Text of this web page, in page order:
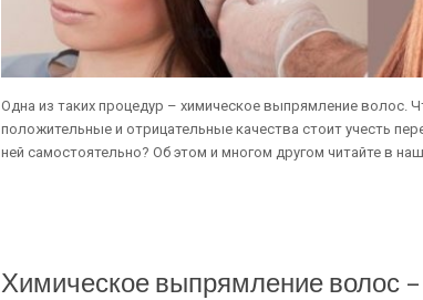
Одна из таких процедур – химическое выпрямление волос.
положительные и отрицательные качества стоит учесть
ней самостоятельно? Об этом и многом другом читайте в
Химическое выпрямление волос –